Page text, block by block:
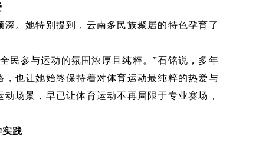
。她特别提到，云南多民族聚居的特色孕育了
民参与运动的氛围浓厚且纯粹。”石铭说，多年
也让她始终保持着对体育运动最纯粹的热爱与
场景，早已让体育运动不再局限于专业赛场，
践